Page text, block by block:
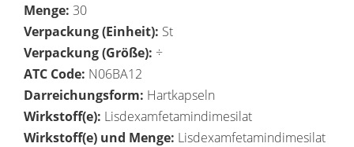
Menge: 30
Verpackung (Einheit): St
Verpackung (Größe): ÷
ATC Code: N06BA12
Darreichungsform: Hartkapseln
Wirkstoff(e): Lisdexamfetamindimesilat
Wirkstoff(e) und Menge: Lisdexamfetamindimesilat